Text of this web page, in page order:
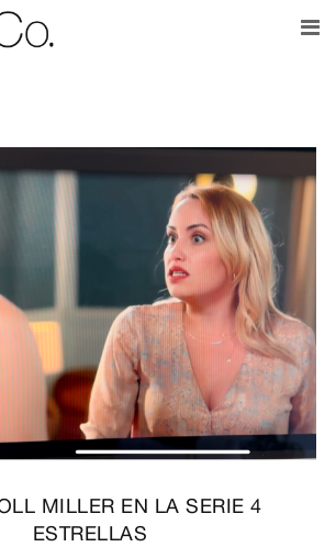
MILLER EN LA SERIE 4
ESTRELLAS